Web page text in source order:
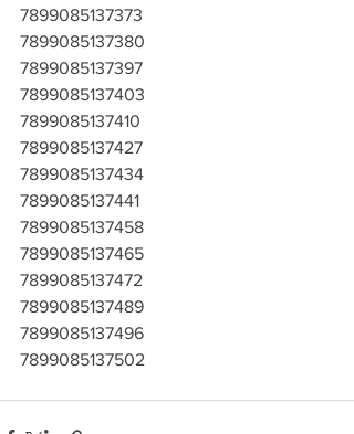
7899085137373
7899085137380
7899085137397
7899085137403
7899085137410
7899085137427
7899085137434
7899085137441
7899085137458
7899085137465
7899085137472
7899085137489
7899085137496
7899085137502